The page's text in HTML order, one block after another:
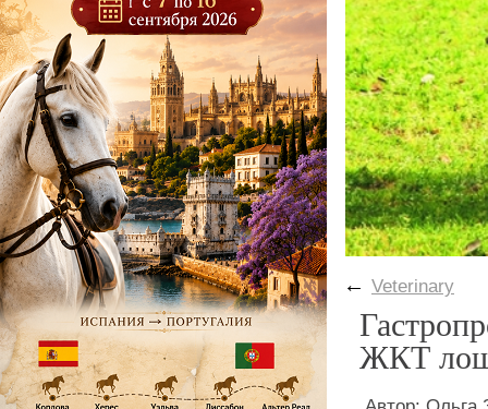
← Veterinary
ЖКТ